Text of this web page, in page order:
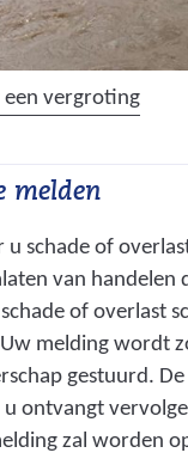
r
s
t
i
e
p
_
1
.
j
een vergroting(
e
l
d
i
n
g
:
melden
u schade of
van handelen
of overlast
melding wordt
gestuurd.
u ontvangt
zal worden